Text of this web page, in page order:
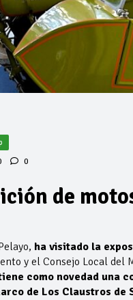
0
de
ha visitado la
y el Consejo Local del
como novedad una
de Los Claustros de